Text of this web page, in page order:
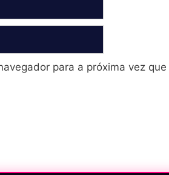
para a próxima vez que